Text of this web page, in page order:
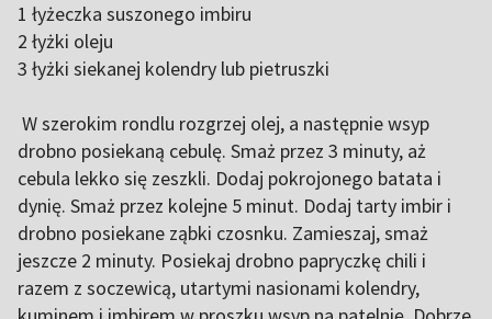
1 łyżeczka suszonego imbiru
2 łyżki oleju
3 łyżki siekanej kolendry lub pietruszki
W szerokim rondlu rozgrzej olej, a następnie wsyp
drobno posiekaną cebulę. Smaż przez 3 minuty, aż
cebula lekko się zeszkli. Dodaj pokrojonego batata i
dynię. Smaż przez kolejne 5 minut. Dodaj tarty imbir i
drobno posiekane ząbki czosnku. Zamieszaj, smaż
jeszcze 2 minuty. Posiekaj drobno papryczkę chili i
razem z soczewicą, utartymi nasionami kolendry,